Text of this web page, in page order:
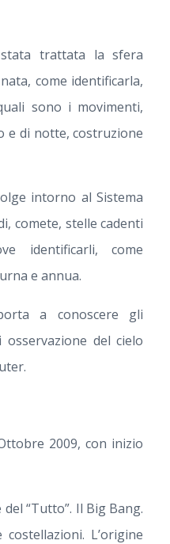
trattata la sfera
come identificarla,
sono i movimenti,
e di notte, costruzione
intorno al Sistema
comete, stelle cadenti
identificarli, come
e annua.
a conoscere gli
del cielo
2009, con inizio
“Tutto”. Il Big Bang.
L’origine